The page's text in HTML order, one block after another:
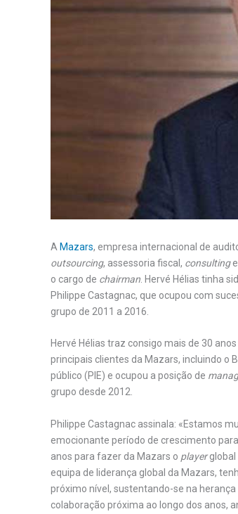
A Mazars, empresa internacional de
outsourcing, assessoria fiscal, consultinge
o cargo de chairman . Hervé Hélias tinha
Philippe Castagnac, que ocupou com
grupo de 2011 a 2016.
Hervé Hélias traz consigo mais de 30
principais clientes da Mazars, incluindo o
público (PIE) e ocupou a posição de
grupo desde 2012.
Philippe Castagnac assinala: «Estamos
emocionante período de crescimento
anos para fazer da Mazars o playerglobal
equipa de liderança global da Mazars,
próximo nível, sustentando-se na
colaboração próxima ao longo dos anos,